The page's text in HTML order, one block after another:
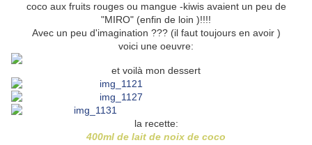
coco aux fruits rouges ou mangue -kiwis avaient un peu de
"MIRO" (enfin de loin )!!!!
Avec un peu d'imagination ??? (il faut toujours en avoir )
voici une oeuvre:
et voilà mon dessert
la recette:
400ml de lait de noix de coco